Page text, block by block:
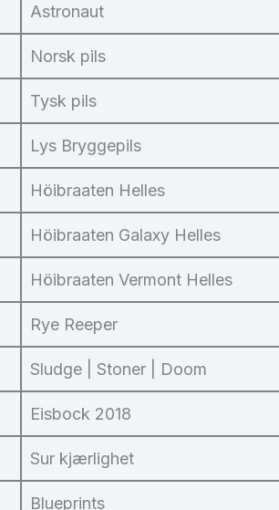
Astronaut
Norsk pils
Tysk pils
Lys Bryggepils
Höibraaten Helles
Höibraaten Galaxy Helles
Höibraaten Vermont Helles
Rye Reeper
Sludge | Stoner | Doom
Eisbock 2018
Sur kjærlighet
Blueprints